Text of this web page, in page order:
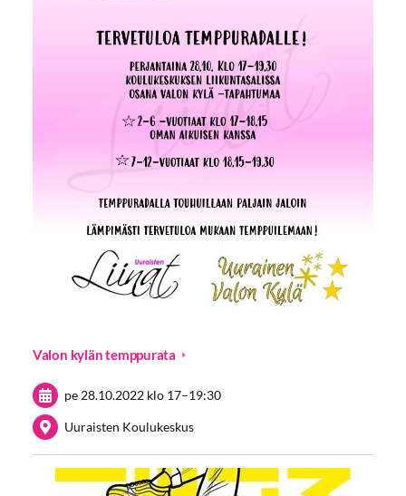
Valon kylän temppurata
pe 28.10.2022 klo 17–19:30
Uuraisten Koulukeskus